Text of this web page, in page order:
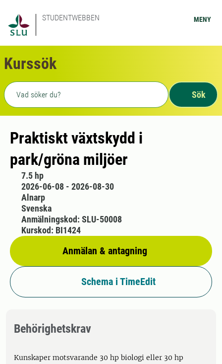
STUDENTWEBBEN MENY
Kurssök
Fritext sökning
Sök
Praktiskt växtskydd i
park/gröna miljöer
7.5 hp
2026-06-08 - 2026-08-30
Alnarp
Svenska
Anmälan & antagning
Anmälningskod: SLU-50008
Kurskod: BI1424
Schema i TimeEdit
Behörighetskrav
Kunskaper motsvarande 30 hp biologi eller 30 hp